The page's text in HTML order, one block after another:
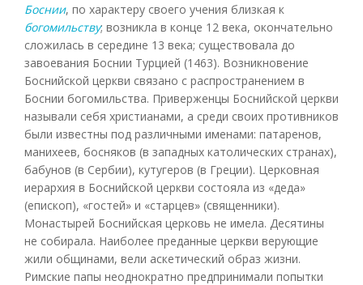
Боснии, по характеру своего учения близкая к
богомильству; возникла в конце 12 века, окончательно
сложилась в середине 13 века; существовала до
завоевания Боснии Турцией (1463). Возникновение
Боснийской церкви связано с распространением в
Боснии богомильства. Приверженцы Боснийской церкви
называли себя христианами, а среди своих противников
были известны под различными именами: патаренов,
манихеев, босняков (в западных католических странах),
бабунов (в Сербии), кутугеров (в Греции). Церковная
иерархия в Боснийской церкви состояла из «деда»
(епископ), «гостей» и «старцев» (священники).
Монастырей Боснийская церковь не имела. Десятины
не собирала. Наиболее преданные церкви верующие
жили общинами, вели аскетический образ жизни.
Римские папы неоднократно предпринимали попытки